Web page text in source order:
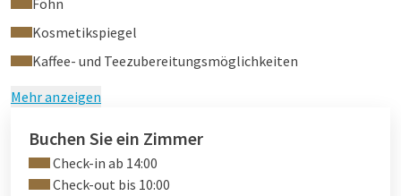
Föhn
Kosmetikspiegel
Kaffee- und Teezubereitungsmöglichkeiten
Mehr anzeigen
Buchen Sie ein Zimmer
Check-in ab 14:00
Check-out bis 10:00